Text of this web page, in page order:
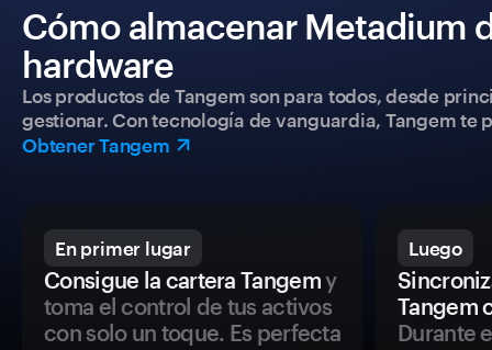
Cómo almacenar Metadium
hardware
Los productos de Tangem son para todos, desde
gestionar. Con tecnología de vanguardia, Tangem
Obtener Tangem
En primer lugar
Consigue la cartera Tangemy
toma el control de tus activos
con solo un toque. Es perfecta
Luego
Tangem
Durante